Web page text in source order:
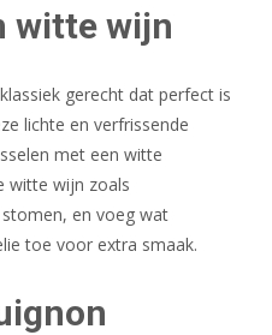
witte wijn
gerecht dat perfect is
lichte en verfrissende
met een witte
witte wijn zoals
en voeg wat
toe voor extra smaak.